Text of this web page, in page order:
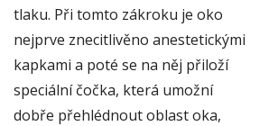
tlaku. Při tomto zákroku je oko
nejprve znecitlivěno anestetickými
kapkami a poté se na něj přiloží
speciální čočka, která umožní
dobře přehlédnout oblast oka,